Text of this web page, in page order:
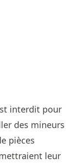
interdit pour
des mineurs
pièces
leur